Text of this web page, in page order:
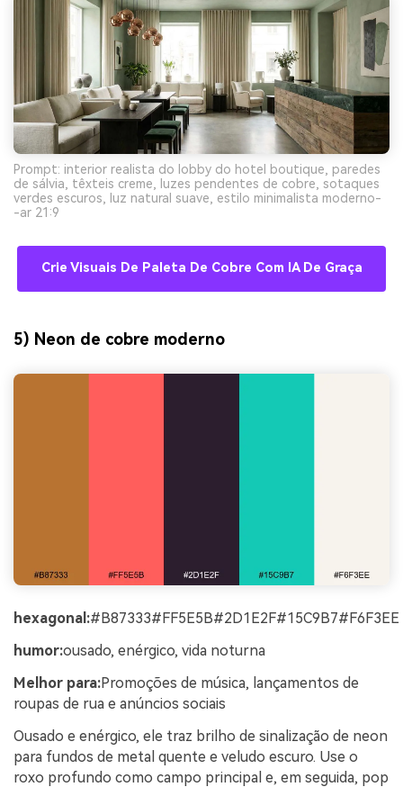
Prompt: interior realista do lobby do hotel boutique, paredes
de sálvia, têxteis creme, luzes pendentes de cobre, sotaques
verdes escuros, luz natural suave, estilo minimalista moderno-
-ar 21:9
Crie Visuais De Paleta De Cobre Com IA De Graça
5) Neon de cobre moderno
hexagonal:#B87333#FF5E5B#2D1E2F#15C9B7#F6F3EE
humor:ousado, enérgico, vida noturna
Melhor para:Promoções de música, lançamentos de
roupas de rua e anúncios sociais
Ousado e enérgico, ele traz brilho de sinalização de neon
para fundos de metal quente e veludo escuro. Use o
roxo profundo como campo principal e, em seguida, pop